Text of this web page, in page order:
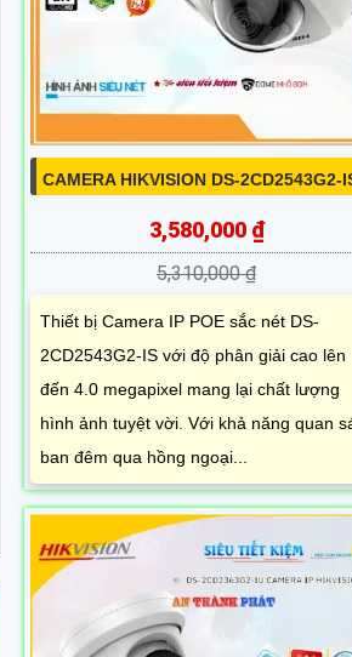
CAMERA HIKVISION DS-2CD2543G2-
3,580,000 ₫
5,310,000 ₫
Thiết bị Camera IP POE sắc nét DS-
2CD2543G2-IS với độ phân giải cao lên
đến 4.0 megapixel mang lại chất lượng
hình ảnh tuyệt vời. Với khả năng quan
ban đêm qua hồng ngoại...